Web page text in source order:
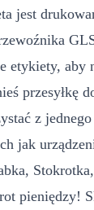
jest
etykiety, aby
przesyłkę
z
jak
pieniędzy!